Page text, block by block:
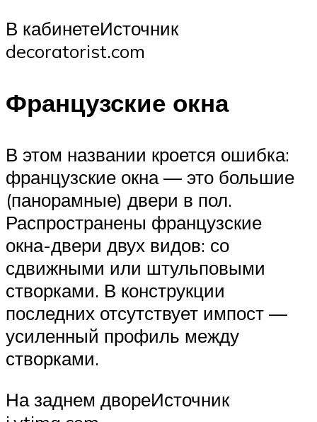
В кабинетеИсточник
decoratorist.com
Французские окна
В этом названии кроется ошибка:
французские окна — это большие
(панорамные) двери в пол.
Распространены французские
окна-двери двух видов: со
сдвижными или штульповыми
створками. В конструкции
последних отсутствует импост —
усиленный профиль между
створками.
На заднем двореИсточник